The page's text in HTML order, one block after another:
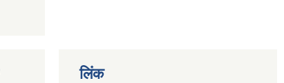
लिंक